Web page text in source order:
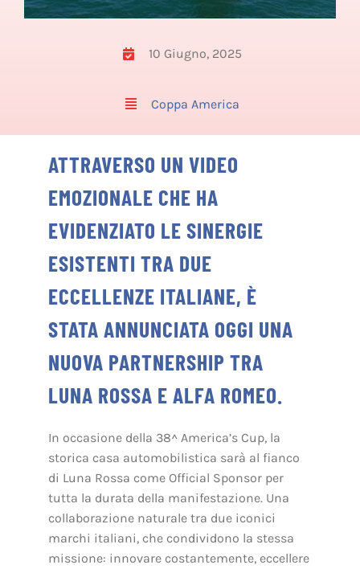
10 Giugno, 2025
Coppa America
ATTRAVERSO UN VIDEO
EMOZIONALE CHE HA
EVIDENZIATO LE SINERGIE
ESISTENTI TRA DUE
ECCELLENZE ITALIANE, È
STATA ANNUNCIATA OGGI UNA
NUOVA PARTNERSHIP TRA
LUNA ROSSA E ALFA ROMEO.
In occasione della 38^ America’s Cup, la
storica casa automobilistica sarà al fianco
di Luna Rossa come Official Sponsor per
tutta la durata della manifestazione. Una
collaborazione naturale tra due iconici
marchi italiani, che condividono la stessa
missione: innovare costantemente, eccellere